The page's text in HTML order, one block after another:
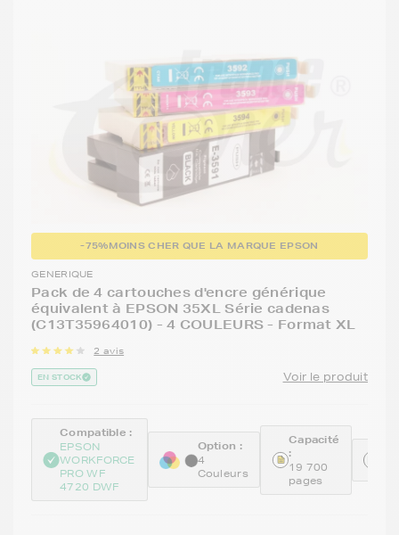
-75%MOINS CHER QUE LA MARQUE EPSON
GENERIQUE
Pack de 4 cartouches d'encre générique
équivalent à EPSON 35XL Série cadenas
(C13T35964010) - 4 COULEURS - Format XL
2 avis
EN STOCK Voir le produit
Compatible :
EPSON
WORKFORCE
PRO WF
4720 DWF
Option :
4
Couleurs
Capacité
:
19 700
pages